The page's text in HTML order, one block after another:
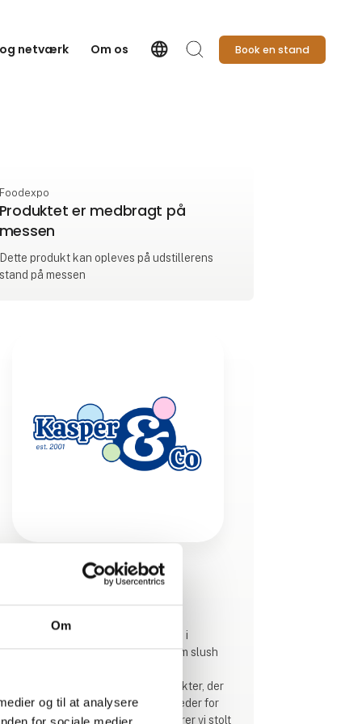
Om
og til at analysere
og netværk Om os languageLanguage
Søg Book en stand
Foodexpo
Produktet er medbragt på
messen
Dette produkt kan opleves på udstillerens
stand på messen
Produktet er tilføjet af:
Hos Kasper & Co specialiserer vi os i
nicheprægede maskinløsninger som slush
juicepressere. Vi brænder for produkter, der
skiller sig ud og skaber nye muligheder for
vores kunder. På messen præsenterer vi stolt